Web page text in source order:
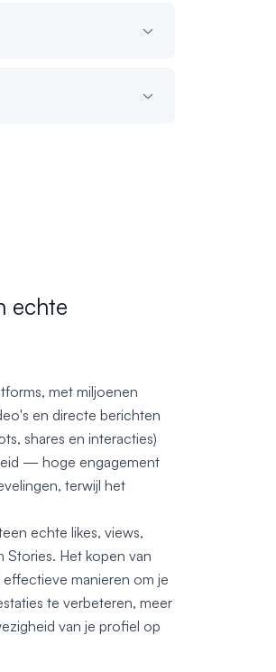
echte
met miljoenen
en directe berichten
shares en interacties)
— hoge engagement
terwijl het
echte likes, views,
Stories. Het kopen van
manieren om je
te verbeteren, meer
van je profiel op